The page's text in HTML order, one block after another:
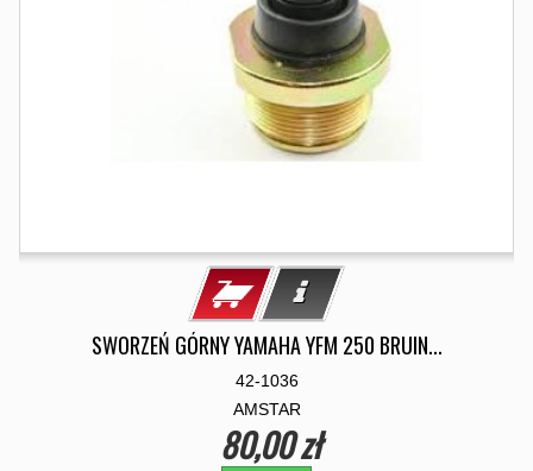
SWORZEŃ GÓRNY YAMAHA YFM 250 BRUIN...
42-1036
AMSTAR
80,00 zł